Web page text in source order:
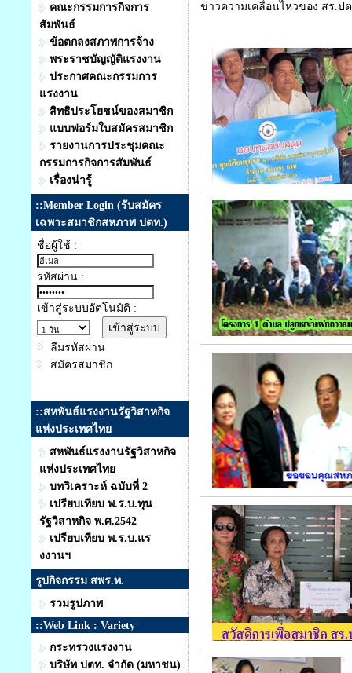
คณะกรรมการกิจการ
สัมพันธ์
ข้อตกลงสภาพการจ้าง
พระราชบัญญัติแรงงาน
ประกาศคณะกรรมการ
แรงงาน
สิทธิประโยชน์ของสมาชิก
แบบฟอร์มใบสมัครสมาชิก
รายงานการประชุมคณะ
กรรมการกิจการสัมพันธ์
เรื่องน่ารู้
::Member Login (รับสมัคร
เฉพาะสมาชิกสหภาพ ปตท.)
ชื่อผู้ใช้ :
รหัสผ่าน :
เข้าสู่ระบบอัตโนมัติ :
ลืมรหัสผ่าน
สมัครสมาชิก
::สหพันธ์แรงงานรัฐวิสาหกิจ
แห่งประเทศไทย
สหพันธ์แรงงานรัฐวิสาหกิจ
แห่งประเทศไทย
บทวิเคราะห์ ฉบับที่ 2
เปรียบเทียบ พ.ร.บ.ทุน
รัฐวิสาหกิจ พ.ศ.2542
เปรียบเทียบ พ.ร.บ.แร
งงานฯ
รูปกิจกรรม สพร.ท.
รวมรูปภาพ
::Web Link : Variety
กระทรวงแรงงาน
บริษัท ปตท. จำกัด (มหาชน)
ข่าวความเคลื่อนไหวของ สร.ป